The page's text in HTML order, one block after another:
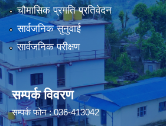
चौमासिक प्रगति प्रतिवेदन
सार्वजनिक सुनुवाई
सार्वजनिक परीक्षण
सम्पर्क विवरण
सम्पर्क फोन : 036-413042